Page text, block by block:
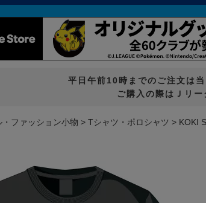
平日午前10時までのご注文は
ご購入の際はＪリー
・ファッション小物 Tシャツ・ポロシャツ KOKI